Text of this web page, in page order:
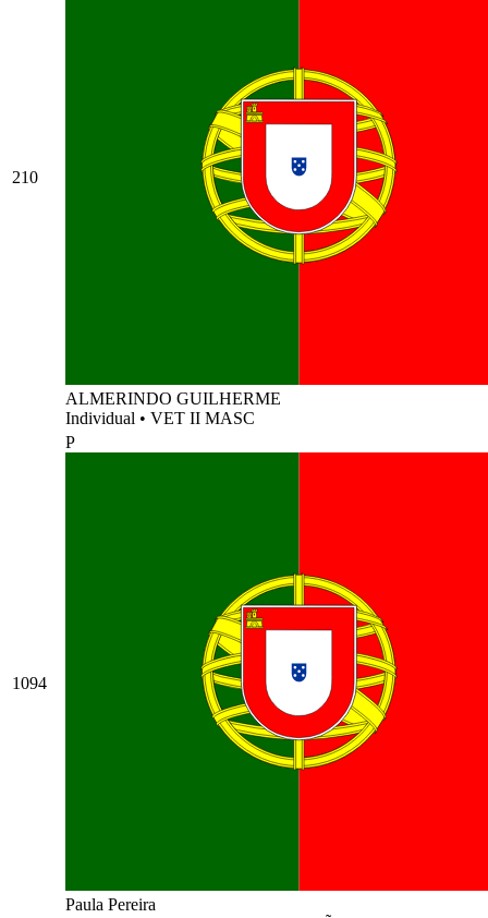
210
ALMERINDO GUILHERME
Individual • VET II MASC
1094
P
Paula Pereira